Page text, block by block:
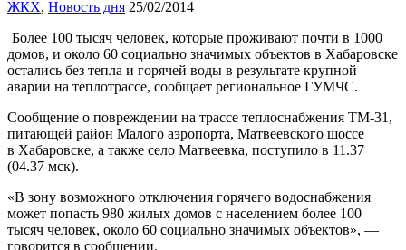
ЖКХ, Новость дня 25/02/2014
Более 100 тысяч человек, которые проживают почти в 1000
домов, и около 60 социально значимых объектов в Хабаровске
остались без тепла и горячей воды в результате крупной
аварии на теплотрассе, сообщает региональное ГУМЧС.
Сообщение о повреждении на трассе теплоснабжения ТМ-31,
питающей район Малого аэропорта, Матвеевского шоссе
в Хабаровске, а также село Матвеевка, поступило в 11.37
(04.37 мск).
«В зону возможного отключения горячего водоснабжения
может попасть 980 жилых домов с населением более 100
тысяч человек, около 60 социально значимых объектов», —
говорится в сообщении.